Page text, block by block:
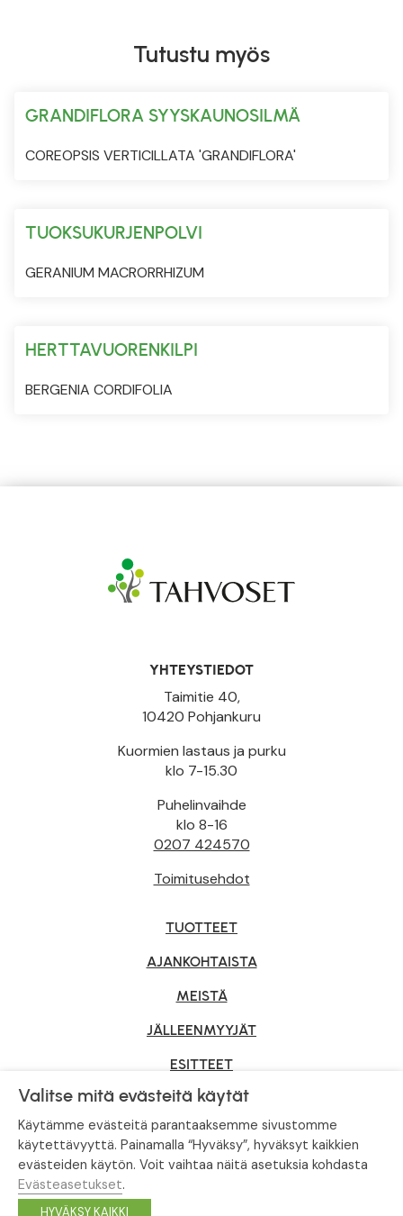
Tutustu myös
GRANDIFLORA SYYSKAUNOSILMÄ
COREOPSIS VERTICILLATA 'GRANDIFLORA'
TUOKSUKURJENPOLVI
GERANIUM MACRORRHIZUM
HERTTAVUORENKILPI
BERGENIA CORDIFOLIA
YHTEYSTIEDOT
Taimitie 40,
10420 Pohjankuru
Kuormien lastaus ja purku
klo 7-15.30
Puhelinvaihde
klo 8-16
0207 424570
Toimitusehdot
TUOTTEET
AJANKOHTAISTA
MEISTÄ
JÄLLEENMYYJÄT
ESITTEET
YRITYSMYYNTI
Tietosuojaseloste
© Tahvoset, All Rights Reserved.
Valitse mitä evästeitä käytät
Käytämme evästeitä parantaaksemme sivustomme
käytettävyyttä. Painamalla “Hyväksy”, hyväksyt kaikkien
evästeiden käytön. Voit vaihtaa näitä asetuksia kohdasta
Evästeasetukset.
HYVÄKSY KAIKKI